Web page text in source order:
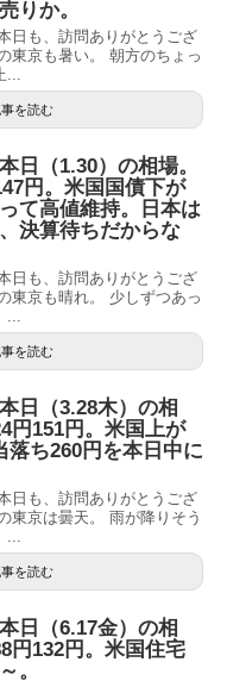
りか。
日も、訪問ありがとうござ
東京も暑い。 朝方のちょっ
...
を読む
（1.30）の相場。
円。米国国債下が
て高値維持。日本は
決算待ちだからな
日も、訪問ありがとうござ
東京も晴れ。 少しずつあっ
...
を読む
日（3.28木）の相
円151円。米国上が
落ち260円を本日中に
日も、訪問ありがとうござ
東京は曇天。 雨が降りそう
...
を読む
日（6.17金）の相
円132円。米国住宅
。